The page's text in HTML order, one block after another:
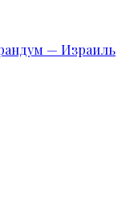
— Израиль